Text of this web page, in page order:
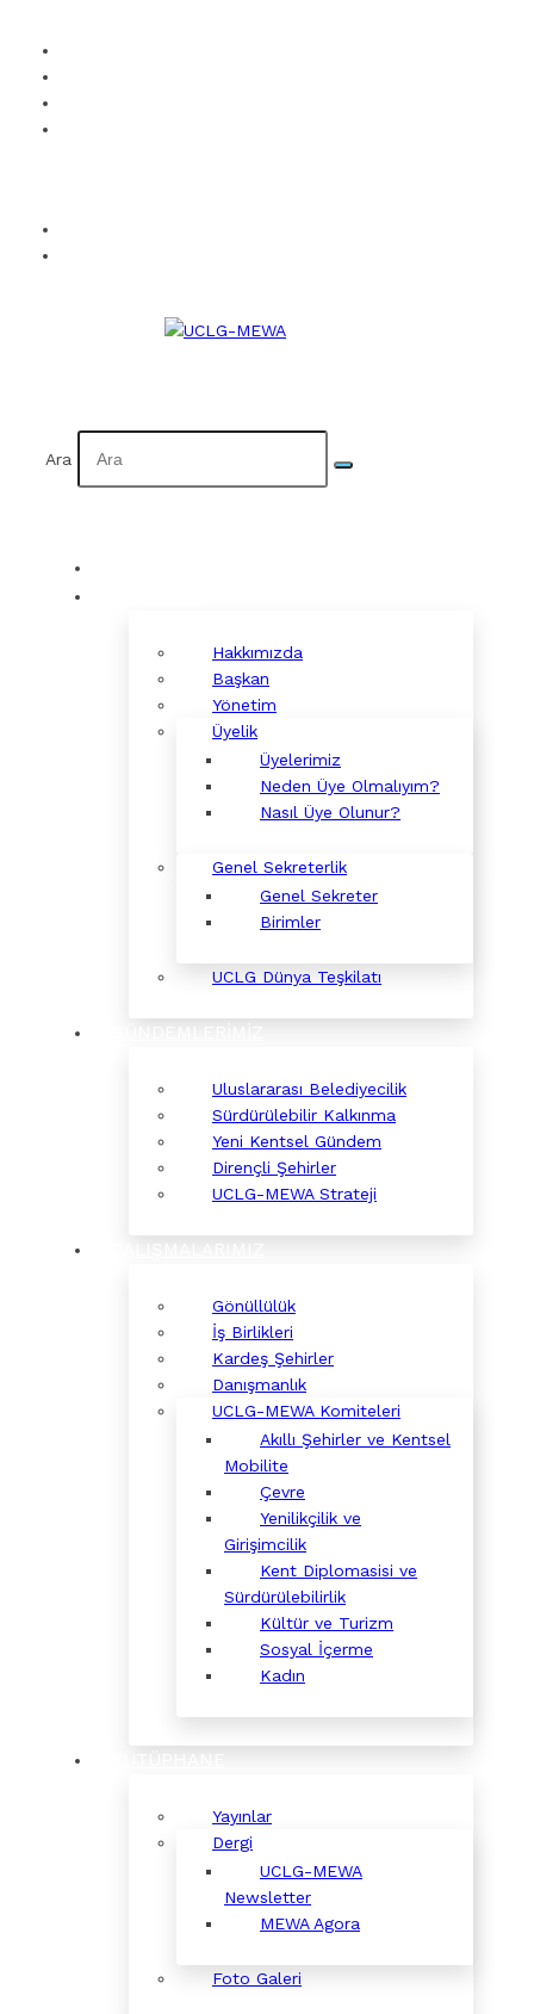
Ara
Hakkımızda
Başkan
Yönetim
Üyelik
Üyelerimiz
Neden Üye Olmalıyım?
Nasıl Üye Olunur?
Genel Sekreterlik
Genel Sekreter
Birimler
UCLG Dünya Teşkilatı
Uluslararası Belediyecilik
Sürdürülebilir Kalkınma
Yeni Kentsel Gündem
Dirençli Şehirler
UCLG-MEWA Strateji
Gönüllülük
İş Birlikleri
Kardeş Şehirler
Danışmanlık
UCLG-MEWA Komiteleri
Akıllı Şehirler ve Kentsel
Mobilite
Çevre
Yenilikçilik ve
Girişimcilik
Kent Diplomasisi ve
Sürdürülebilirlik
Kültür ve Turizm
Sosyal İçerme
Kadın
Yayınlar
Dergi
UCLG-MEWA
Newsletter
MEWA Agora
Foto Galeri